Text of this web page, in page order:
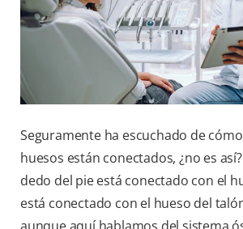
Seguramente ha escuchado de
huesos están conectados, ¿no es
dedo del pie está conectado con el
está conectado con el hueso del